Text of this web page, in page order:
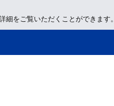
細をご覧いただくことができます。